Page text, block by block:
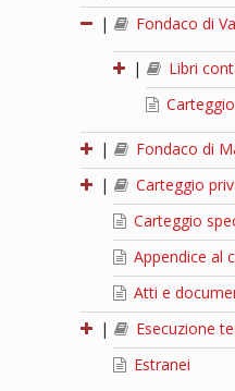
|
Fondaco di
|
Libri
|
Fondaco di
|
Carteggio
Carteggio
Appendice al
Atti e
|
Esecuzione
Estranei